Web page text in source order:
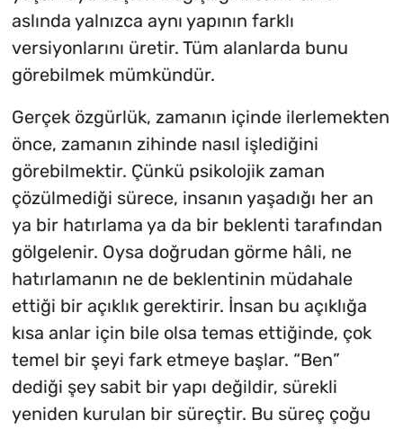
aslında yalnızca aynı yapının farklı
versiyonlarını üretir. Tüm alanlarda bunu
görebilmek mümkündür.
Gerçek özgürlük, zamanın içinde ilerlemekten
önce, zamanın zihinde nasıl işlediğini
görebilmektir. Çünkü psikolojik zaman
çözülmediği sürece, insanın yaşadığı her an
ya bir hatırlama ya da bir beklenti tarafından
gölgelenir. Oysa doğrudan görme hâli, ne
hatırlamanın ne de beklentinin müdahale
ettiği bir açıklık gerektirir. İnsan bu açıklığa
kısa anlar için bile olsa temas ettiğinde, çok
temel bir şeyi fark etmeye başlar. “Ben”
dediği şey sabit bir yapı değildir, sürekli
yeniden kurulan bir süreçtir. Bu süreç çoğu